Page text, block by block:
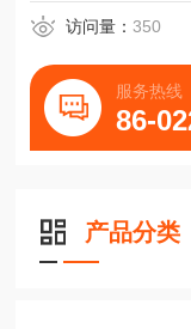
访问量：350
服务热线
86-
产品分类